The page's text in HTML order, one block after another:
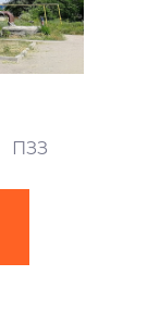
ПЗЗ